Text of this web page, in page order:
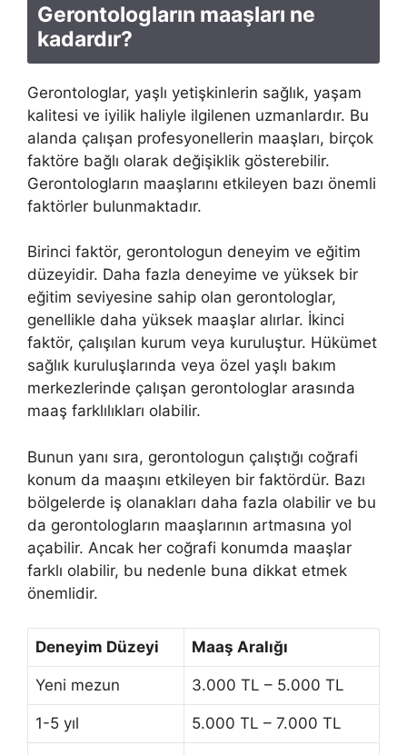
Gerontologların maaşları ne
kadardır?
Gerontologlar, yaşlı yetişkinlerin sağlık, yaşam
kalitesi ve iyilik haliyle ilgilenen uzmanlardır. Bu
alanda çalışan profesyonellerin maaşları, birçok
faktöre bağlı olarak değişiklik gösterebilir.
Gerontologların maaşlarını etkileyen bazı önemli
faktörler bulunmaktadır.
Birinci faktör, gerontologun deneyim ve eğitim
düzeyidir. Daha fazla deneyime ve yüksek bir
eğitim seviyesine sahip olan gerontologlar,
genellikle daha yüksek maaşlar alırlar. İkinci
faktör, çalışılan kurum veya kuruluştur. Hükümet
sağlık kuruluşlarında veya özel yaşlı bakım
merkezlerinde çalışan gerontologlar arasında
maaş farklılıkları olabilir.
Bunun yanı sıra, gerontologun çalıştığı coğrafi
konum da maaşını etkileyen bir faktördür. Bazı
bölgelerde iş olanakları daha fazla olabilir ve bu
da gerontologların maaşlarının artmasına yol
açabilir. Ancak her coğrafi konumda maaşlar
farklı olabilir, bu nedenle buna dikkat etmek
önemlidir.
Deneyim Düzeyi Maaş Aralığı
Yeni mezun 3.000 TL – 5.000 TL
1-5 yıl 5.000 TL – 7.000 TL